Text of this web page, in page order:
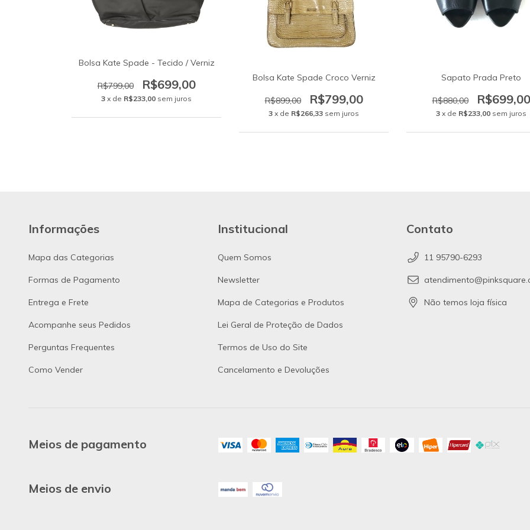
Bolsa Kate Spade - Tecido / Verniz
R$799,00 R$699,00
3 x de R$233,00 sem juros
Bolsa Kate Spade Croco Verniz
R$899,00 R$799,00
3 x de R$266,33 sem juros
Sapato Prada Preto
R$880,00 R$699,00
3 x de R$233,00 sem juros
Informações
Mapa das Categorias
Formas de Pagamento
Entrega e Frete
Acompanhe seus Pedidos
Perguntas Frequentes
Como Vender
Institucional
Quem Somos
Newsletter
Mapa de Categorias e Produtos
Lei Geral de Proteção de Dados
Termos de Uso do Site
Cancelamento e Devoluções
Contato
11 95790-6293
Não temos loja física
Meios de pagamento
Meios de envio